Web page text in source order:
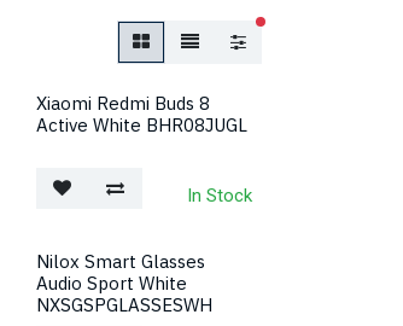
filtri attivi
Xiaomi Redmi Buds 8
Active White BHR08JUGL
In Stock
Nilox Smart Glasses
Audio Sport White
NXSGSPGLASSESWH